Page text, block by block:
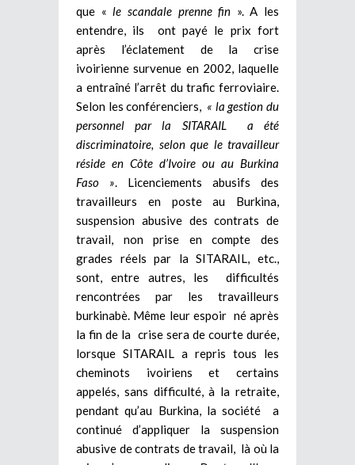
que « le scandale prenne fin ». A les
entendre, ils ont payé le prix fort
après l’éclatement de la crise
ivoirienne survenue en 2002, laquelle
a entraîné l’arrêt du trafic ferroviaire.
Selon les conférenciers, « la gestion du
personnel par la SITARAIL a été
discriminatoire, selon que le travailleur
réside en Côte d’Ivoire ou au Burkina
Faso » . Licenciements abusifs des
travailleurs en poste au Burkina,
suspension abusive des contrats de
travail, non prise en compte des
grades réels par la SITARAIL, etc.,
sont, entre autres, les difficultés
rencontrées par les travailleurs
burkinabè. Même leur espoir né après
la fin de la crise sera de courte durée,
lorsque SITARAIL a repris tous les
cheminots ivoiriens et certains
appelés, sans difficulté, à la retraite,
pendant qu’au Burkina, la société a
continué d’appliquer la suspension
abusive de contrats de travail, là où la